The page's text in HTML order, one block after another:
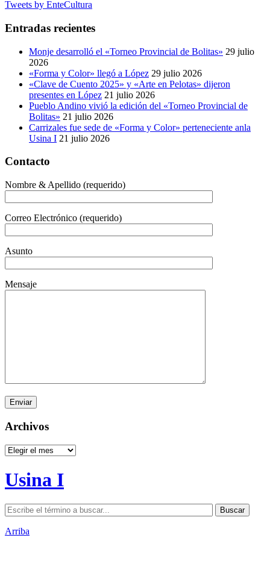
Tweets by EnteCultura
Entradas recientes
Monje desarrolló el «Torneo Provincial de Bolitas» 29 julio
2026
«Forma y Color» llegó a López 29 julio 2026
«Clave de Cuento 2025» y «Arte en Pelotas» dijeron
presentes en López 21 julio 2026
Pueblo Andino vivió la edición del «Torneo Provincial de
Bolitas» 21 julio 2026
Carrizales fue sede de «Forma y Color» perteneciente anla
Usina I 21 julio 2026
Contacto
Nombre & Apellido (requerido)
Correo Electrónico (requerido)
Asunto
Mensaje
Archivos
Archivos
Usina I
Arriba